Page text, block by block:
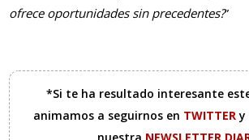
ofrece oportunidades sin precedentes?”
*Si te ha resultado interesante
animamos a seguirnos en TWITTERy
nuestra NEWSLETTER